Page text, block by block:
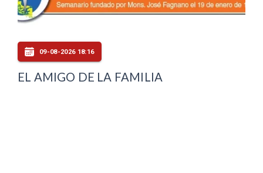
09-08-2026 18:16
EL AMIGO DE LA FAMILIA